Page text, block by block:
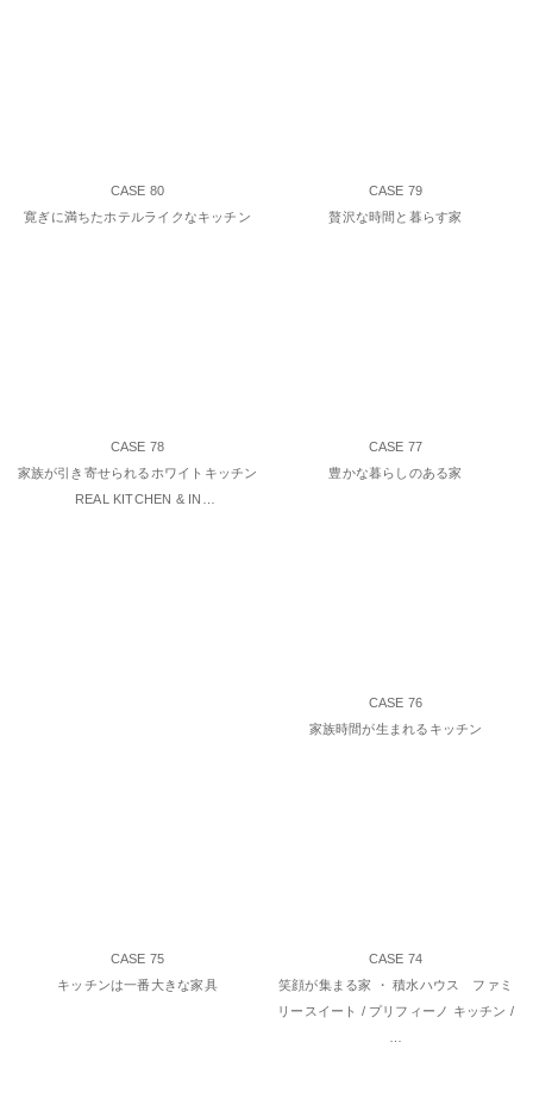
CASE 80
寛ぎに満ちたホテルライクなキッチン
CASE 79
贅沢な時間と暮らす家
CASE 78
家族が引き寄せられるホワイトキッチン
REAL KITCHEN & IN…
CASE 77
豊かな暮らしのある家
CASE 76
家族時間が生まれるキッチン
CASE 75
キッチンは一番大きな家具
CASE 74
笑顔が集まる家 ・ 積水ハウス ファミ
リースイート / プリフィーノ キッチン /